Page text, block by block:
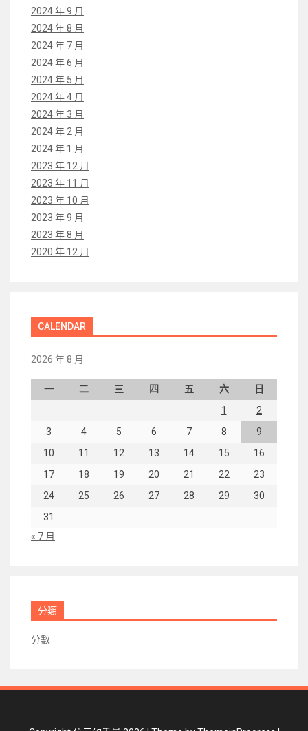
2024 年 9 月
2024 年 8 月
2024 年 7 月
2024 年 6 月
2024 年 5 月
2024 年 4 月
2024 年 3 月
2024 年 2 月
2024 年 1 月
2023 年 12 月
2023 年 11 月
2023 年 10 月
2023 年 9 月
2023 年 8 月
2020 年 12 月
CALENDAR
2026 年 8 月
一 二 三 四 五 六
日
1
2
3
4 5 6 7 8
9
10
11 12 13 14 15
16
17
18 19 20 21 22
23
24
25 26 27 28 29
30
31
« 7 月
分類
分數